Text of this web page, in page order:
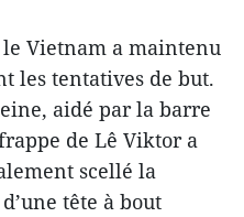
Vietnam a maintenu
les tentatives de but.
aidé par la barre
de Lê Viktor a
scellé la
tête à bout